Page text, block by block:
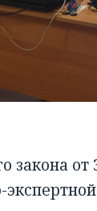
закона